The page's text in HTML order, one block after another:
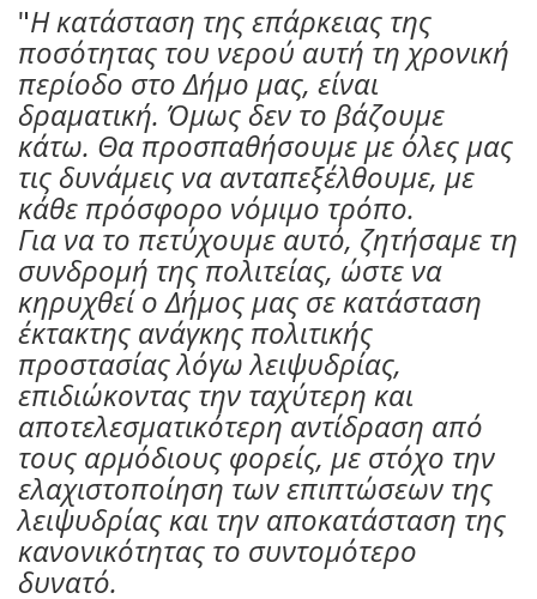
"Η κατάσταση της επάρκειας της
ποσότητας του νερού αυτή τη χρονική
περίοδο στο Δήμο μας, είναι
δραματική. Όμως δεν το βάζουμε
κάτω. Θα προσπαθήσουμε με όλες μας
τις δυνάμεις να ανταπεξέλθουμε, με
κάθε πρόσφορο νόμιμο τρόπο.
Για να το πετύχουμε αυτό, ζητήσαμε τη
συνδρομή της πολιτείας, ώστε να
κηρυχθεί ο Δήμος μας σε κατάσταση
έκτακτης ανάγκης πολιτικής
προστασίας λόγω λειψυδρίας,
επιδιώκοντας την ταχύτερη και
αποτελεσματικότερη αντίδραση από
τους αρμόδιους φορείς, με στόχο την
ελαχιστοποίηση των επιπτώσεων της
λειψυδρίας και την αποκατάσταση της
κανονικότητας το συντομότερο
δυνατό.